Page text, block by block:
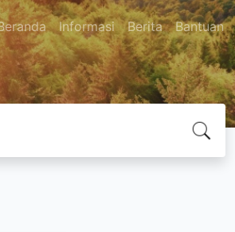
Informasi Berita Bantuan